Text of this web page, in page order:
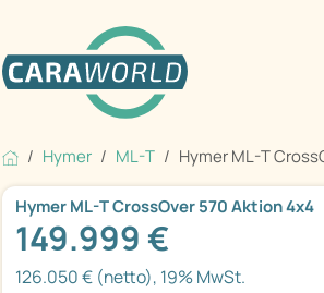
Hymer ML-T Hymer ML-T
Hymer ML-T CrossOver 570 Aktion 4x4
149.999 €
126.050 € (netto), 19% MwSt.